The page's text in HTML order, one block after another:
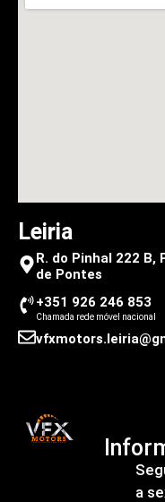
Leiria
R. do Pinhal 222 B,
de Pontes
+351 926 246 853
Chamada rede móvel nacional
a